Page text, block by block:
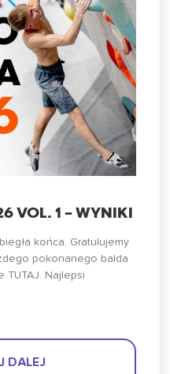
VOL. 1 – WYNIKI
końca. Gratulujemy
pokonanego balda
TUTAJ. Najlepsi
DALEJ